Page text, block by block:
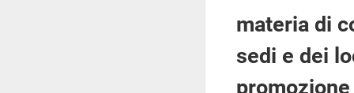
materia di
sedi e dei